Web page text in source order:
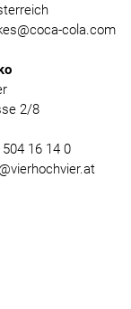
cola.com
2/8
16 14 0